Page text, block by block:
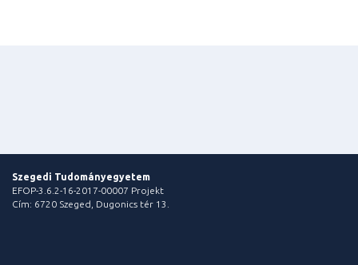
Szegedi Tudományegyetem
EFOP-3.6.2-16-2017-00007 Projekt
Cím: 6720 Szeged, Dugonics tér 13.